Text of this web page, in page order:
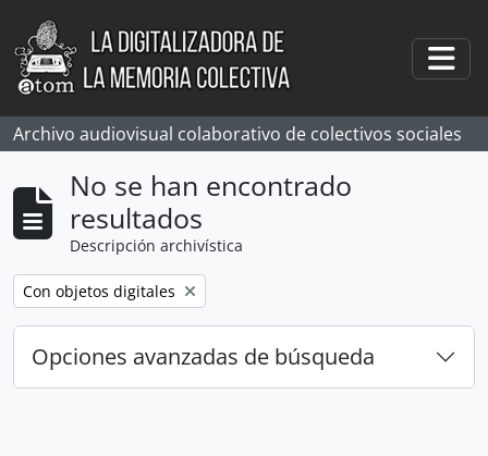
Skip to main content
Archivo audiovisual colaborativo de colectivos sociales
No se han encontrado
resultados
Descripción archivística
Remove filter:
Con objetos digitales
Opciones avanzadas de búsqueda